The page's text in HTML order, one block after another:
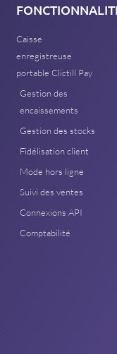
Caisse
enregistreuse
portable Clictill Pay
Gestion des
encaissements
Gestion des stocks
Fidélisation client
Mode hors ligne
Suivi des ventes
Connexions API
Comptabilité